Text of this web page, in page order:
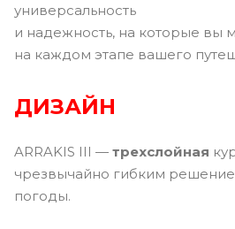
универсальность
и надежность, на которые вы
на каждом этапе вашего
ДИЗАЙН
ARRAKIS III — трехслойная
чрезвычайно гибким
погоды.